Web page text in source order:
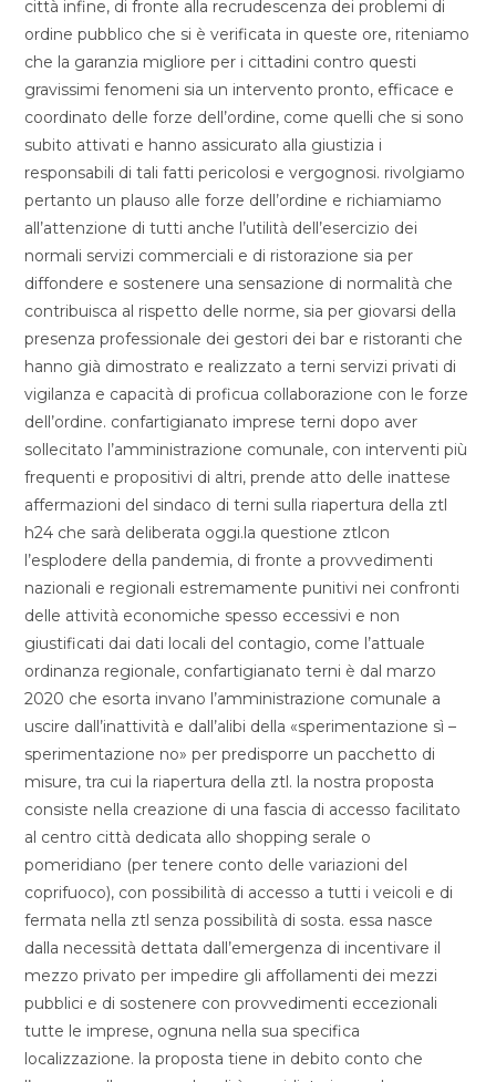
città infine, di fronte alla recrudescenza dei problemi di
ordine pubblico che si è verificata in queste ore, riteniamo
che la garanzia migliore per i cittadini contro questi
gravissimi fenomeni sia un intervento pronto, efficace e
coordinato delle forze dell’ordine, come quelli che si sono
subito attivati e hanno assicurato alla giustizia i
responsabili di tali fatti pericolosi e vergognosi. rivolgiamo
pertanto un plauso alle forze dell’ordine e richiamiamo
all’attenzione di tutti anche l’utilità dell’esercizio dei
normali servizi commerciali e di ristorazione sia per
diffondere e sostenere una sensazione di normalità che
contribuisca al rispetto delle norme, sia per giovarsi della
presenza professionale dei gestori dei bar e ristoranti che
hanno già dimostrato e realizzato a terni servizi privati di
vigilanza e capacità di proficua collaborazione con le forze
dell’ordine. confartigianato imprese terni dopo aver
sollecitato l’amministrazione comunale, con interventi più
frequenti e propositivi di altri, prende atto delle inattese
affermazioni del sindaco di terni sulla riapertura della ztl
h24 che sarà deliberata oggi.la questione ztlcon
l’esplodere della pandemia, di fronte a provvedimenti
nazionali e regionali estremamente punitivi nei confronti
delle attività economiche spesso eccessivi e non
giustificati dai dati locali del contagio, come l’attuale
ordinanza regionale, confartigianato terni è dal marzo
2020 che esorta invano l’amministrazione comunale a
uscire dall’inattività e dall’alibi della «sperimentazione sì –
sperimentazione no» per predisporre un pacchetto di
misure, tra cui la riapertura della ztl. la nostra proposta
consiste nella creazione di una fascia di accesso facilitato
al centro città dedicata allo shopping serale o
pomeridiano (per tenere conto delle variazioni del
coprifuoco), con possibilità di accesso a tutti i veicoli e di
fermata nella ztl senza possibilità di sosta. essa nasce
dalla necessità dettata dall’emergenza di incentivare il
mezzo privato per impedire gli affollamenti dei mezzi
pubblici e di sostenere con provvedimenti eccezionali
tutte le imprese, ognuna nella sua specifica
localizzazione. la proposta tiene in debito conto che